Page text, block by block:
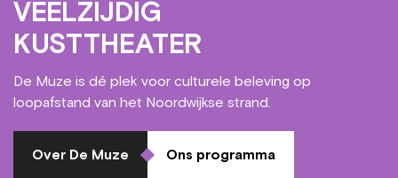
VEELZIJDIG
KUSTTHEATER
De Muze is dé plek voor culturele beleving op
loopafstand van het Noordwijkse strand.
Over De Muze Ons programma